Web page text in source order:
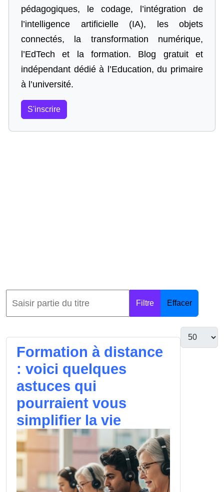
pédagogiques, le codage,
l’intégration de
l’intelligence artificielle (IA), les objets
connectés, la transformation numérique,
l’EdTech et la formation. Blog gratuit et
indépendant dédié à l’Education, du primaire
à l’université.
S'inscrire
Filtre Effacer
Formation à distance
: voici quelques
astuces qui
pourraient vous
simplifier la vie